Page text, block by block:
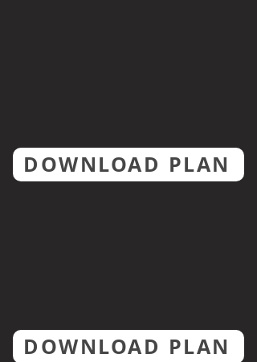
DOWNLOAD PLAN
DOWNLOAD PLAN